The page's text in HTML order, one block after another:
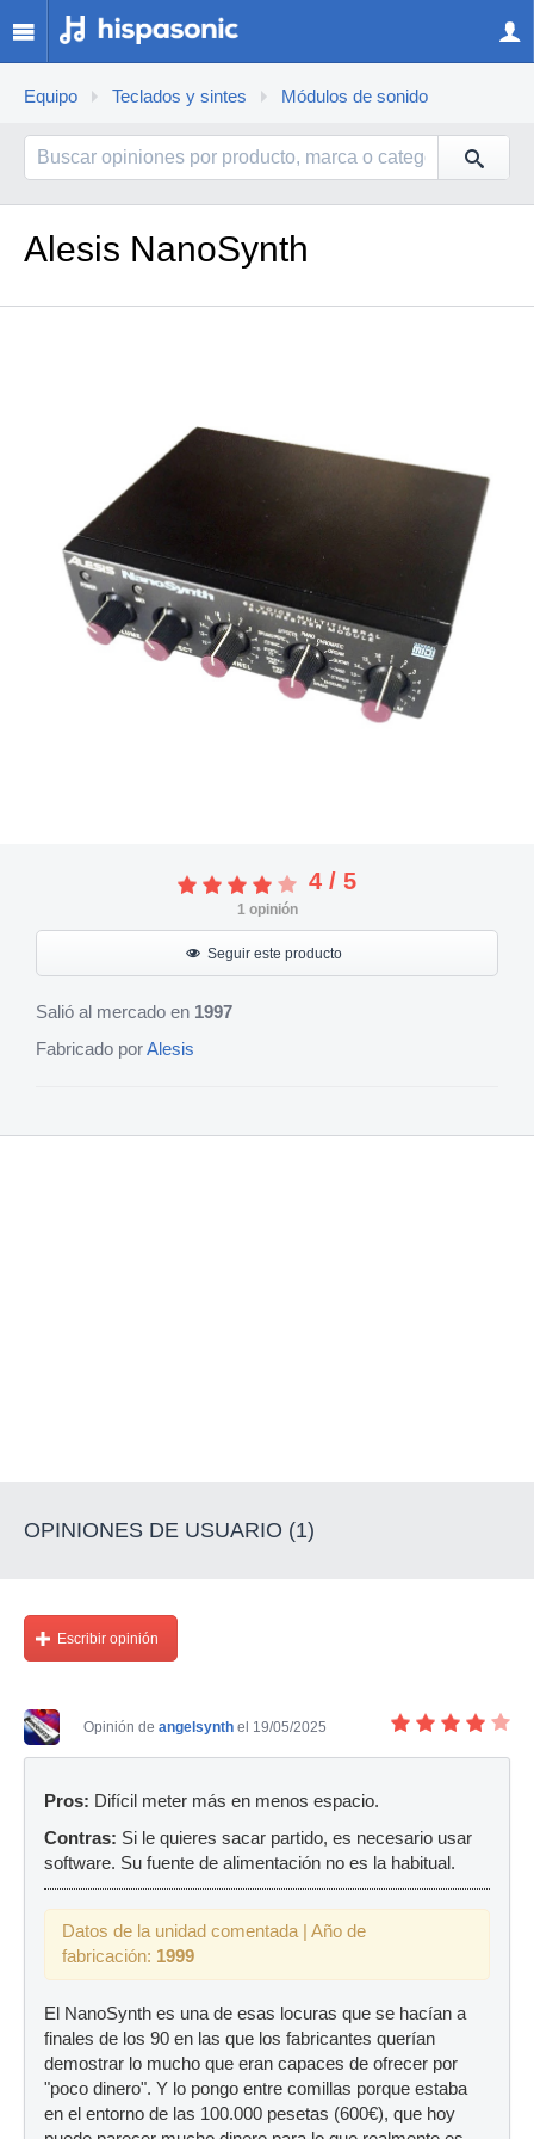
Equipo Teclados y sintes Módulos de sonido
Alesis NanoSynth
4 / 5
1opinión
Seguir este producto
Salió al mercado en 1997
Fabricado porAlesis
OPINIONES DE USUARIO (1)
Escribir opinión
Opinión de angelsynth el 19/05/2025
Pros: Difícil meter más en menos espacio.
Contras: Si le quieres sacar partido, es necesario usar
software. Su fuente de alimentación no es la habitual.
Datos de la unidad comentada | Año de
fabricación: 1999
El NanoSynth es una de esas locuras que se hacían a
finales de los 90 en las que los fabricantes querían
demostrar lo mucho que eran capaces de ofrecer por
"poco dinero". Y lo pongo entre comillas porque estaba
en el entorno de las 100.000 pesetas (600€), que hoy